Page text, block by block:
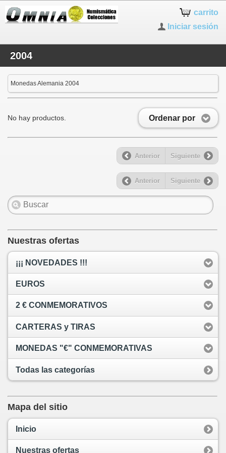
carrito
Iniciar sesión
2004
Monedas Alemania 2004
Ordenar por
No hay productos.
Anterior Siguiente
Anterior Siguiente
Nuestras ofertas
¡¡¡ NOVEDADES !!!
EUROS
2 € CONMEMORATIVOS
CARTERAS y TIRAS
MONEDAS "€" CONMEMORATIVAS
Todas las categorías
Mapa del sitio
Inicio
Nuestras ofertas